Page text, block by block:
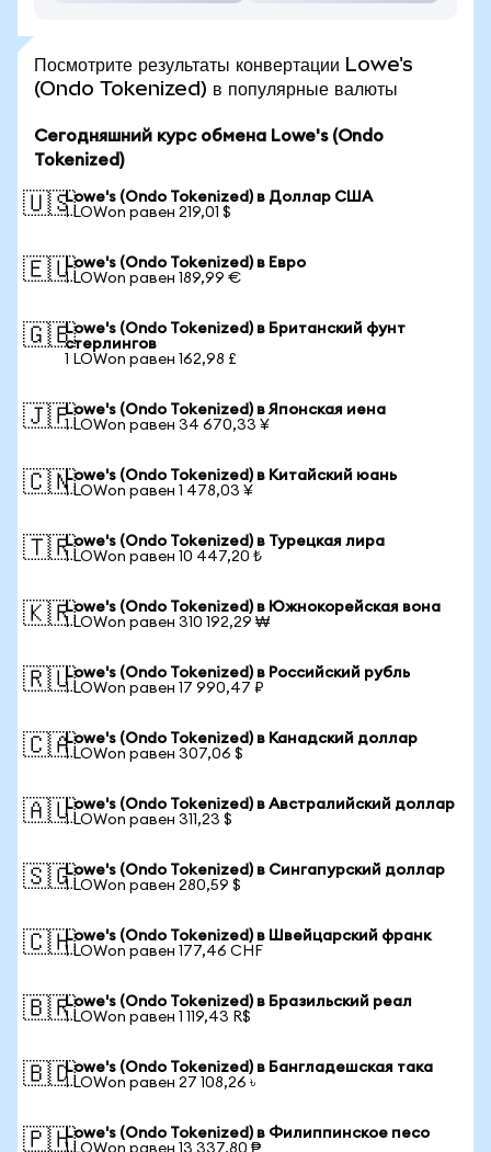
Посмотрите результаты конвертации Lowe's
(Ondo Tokenized) в популярные валюты
Сегодняшний курс обмена Lowe's (Ondo
Tokenized)
🇺🇸Lowe's (Ondo Tokenized) в Доллар США
1 LOWon равен 219,01 $
🇪🇺Lowe's (Ondo Tokenized) в Евро
1 LOWon равен 189,99 €
🇬🇧Lowe's (Ondo Tokenized) в Британский фунт
стерлингов
1 LOWon равен 162,98 £
🇯🇵Lowe's (Ondo Tokenized) в Японская иена
1 LOWon равен 34 670,33 ¥
🇨🇳Lowe's (Ondo Tokenized) в Китайский юань
1 LOWon равен 1 478,03 ¥
🇹🇷Lowe's (Ondo Tokenized) в Турецкая лира
1 LOWon равен 10 447,20 ₺
🇰🇷Lowe's (Ondo Tokenized) в Южнокорейская вона
1 LOWon равен 310 192,29 ₩
🇷🇺Lowe's (Ondo Tokenized) в Российский рубль
1 LOWon равен 17 990,47 ₽
🇨🇦Lowe's (Ondo Tokenized) в Канадский доллар
1 LOWon равен 307,06 $
🇦🇺Lowe's (Ondo Tokenized) в Австралийский доллар
1 LOWon равен 311,23 $
🇸🇬Lowe's (Ondo Tokenized) в Сингапурский доллар
1 LOWon равен 280,59 $
🇨🇭Lowe's (Ondo Tokenized) в Швейцарский франк
1 LOWon равен 177,46 CHF
🇧🇷Lowe's (Ondo Tokenized) в Бразильский реал
1 LOWon равен 1 119,43 R$
🇧🇩Lowe's (Ondo Tokenized) в Бангладешская така
1 LOWon равен 27 108,26 ৳
🇵🇭Lowe's (Ondo Tokenized) в Филиппинское песо
1 LOWon равен 13 337,80 ₱